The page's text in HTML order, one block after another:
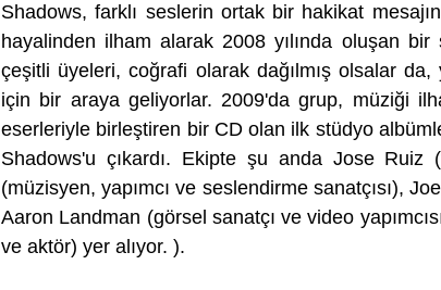
Shadows, farklı seslerin ortak bir hakikat
hayalinden ilham alarak 2008 yılında oluşan bir
çeşitli üyeleri, coğrafi olarak dağılmış olsalar
için bir araya geliyorlar. 2009'da grup, müziği
eserleriyle birleştiren bir CD olan ilk stüdyo
Shadows'u çıkardı. Ekipte şu anda Jose
(müzisyen, yapımcı ve seslendirme sanatçısı),
Aaron Landman (görsel sanatçı ve video
ve aktör) yer alıyor. ).